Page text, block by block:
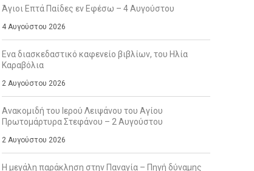
Άγιοι Επτά Παίδες εν Εφέσω – 4 Αυγούστου
4 Αυγούστου 2026
Ενα διασκεδαστικό καφενείο βιβλίων, του Ηλία
Καραβόλια
2 Αυγούστου 2026
Ανακομιδή του Ιερού Λειψάνου του Αγίου
Πρωτομάρτυρα Στεφάνου – 2 Αυγούστου
2 Αυγούστου 2026
Η μεγάλη παράκληση στην Παναγία – Πηγή δύναμης